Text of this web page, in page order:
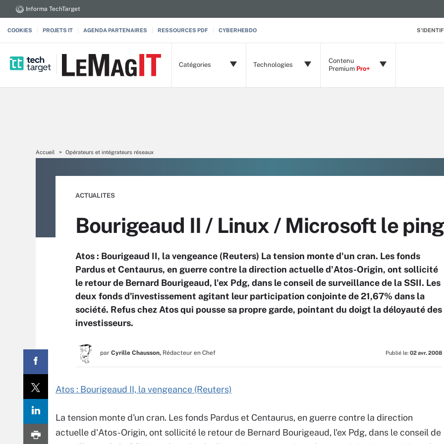
Informa TechTarget
COOKIES PROJETS IT AGENDA PARTENAIRES RESSOURCES PDF CYBERHEBDO
Catégories Technologies
Contenu
Premium Pro+
Accueil Opérateurs et intégrateurs réseaux
ACTUALITES
Bourigeaud II / Linux / Microsoft le
Atos : Bourigeaud II, la vengeance (Reuters) La tension monte d'un cran. Les fonds
Pardus et Centaurus, en guerre contre la direction actuelle d'Atos-Origin, ont sollicité
le retour de Bernard Bourigeaud, l'ex Pdg, dans le conseil de surveillance de la SSII. Les
deux fonds d'investissement agitant leur participation conjointe de 21,67% dans la
société. Refus chez Atos qui pousse sa propre garde, pointant du doigt la déloyauté des
investisseurs.
par Cyrille Chausson, Rédacteur en Chef Publié le: 02 avr. 2008
Atos : Bourigeaud II, la vengeance (Reuters)
La tension monte d'un cran. Les fonds Pardus et Centaurus, en guerre contre la direction
actuelle d'Atos-Origin, ont sollicité le retour de Bernard Bourigeaud, l'ex Pdg, dans le conseil de